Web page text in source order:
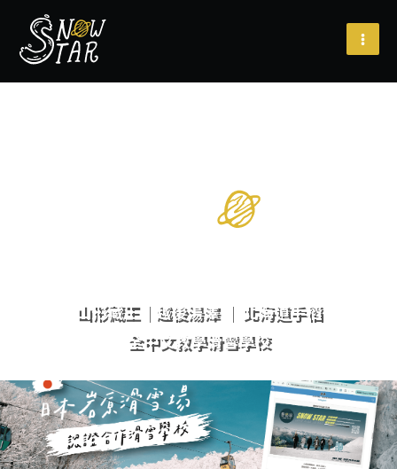
要
山形藏王｜越後湯澤 ｜ 北海道手稻
全中文教學滑雪學校